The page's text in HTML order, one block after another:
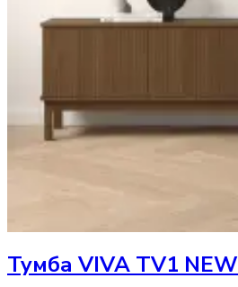
Тумба VIVA TV1 NEW